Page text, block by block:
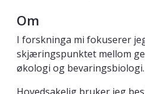
Om
I forskninga mi fokuserer
skjæringspunktet mellom
økologi og bevaringsbiologi.